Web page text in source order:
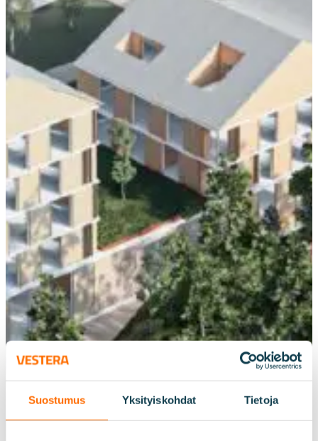
Suostumus Yksityiskohdat Tietoja